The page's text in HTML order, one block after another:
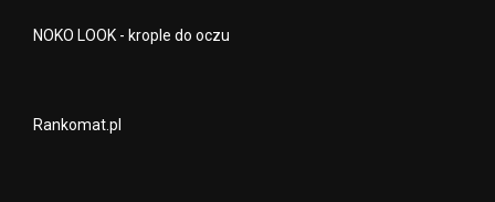
NOKO LOOK - krople do oczu
Rankomat.pl